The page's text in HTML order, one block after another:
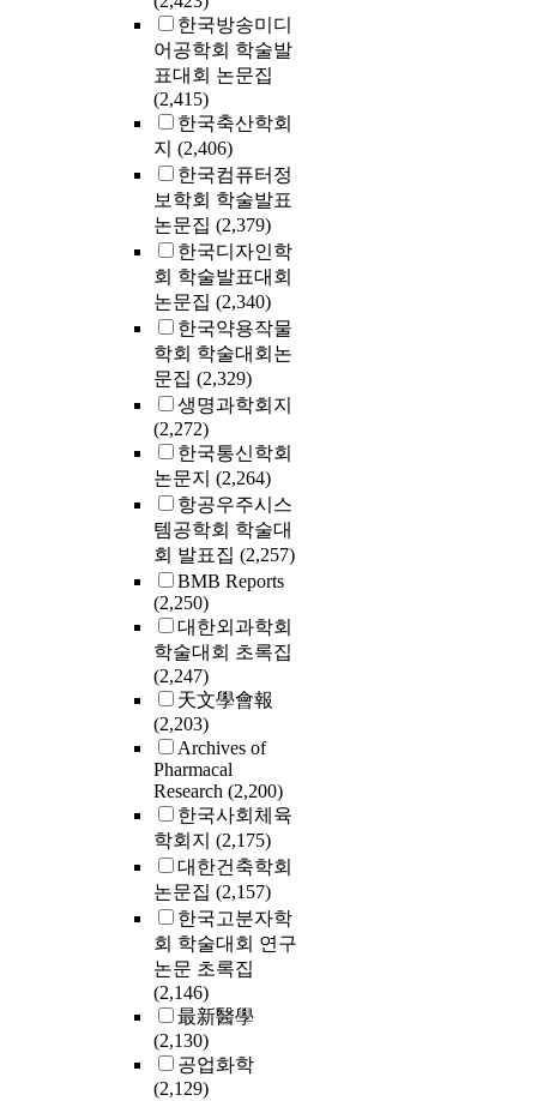
한국방송미디
어공학회 학술발
표대회 논문집
(2,415)
한국축산학회
지 (2,406)
한국컴퓨터정
보학회 학술발표
논문집 (2,379)
한국디자인학
회 학술발표대회
논문집 (2,340)
한국약용작물
학회 학술대회논
문집 (2,329)
생명과학회지
(2,272)
한국통신학회
논문지 (2,264)
항공우주시스
템공학회 학술대
회 발표집 (2,257)
BMB Reports
(2,250)
대한외과학회
학술대회 초록집
(2,247)
天文學會報
(2,203)
Archives of
Pharmacal
Research (2,200)
한국사회체육
학회지 (2,175)
대한건축학회
논문집 (2,157)
한국고분자학
회 학술대회 연구
논문 초록집
(2,146)
最新醫學
(2,130)
공업화학
(2,129)